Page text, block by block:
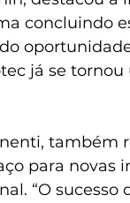
concluindo
já se
também
para novas
“O sucesso